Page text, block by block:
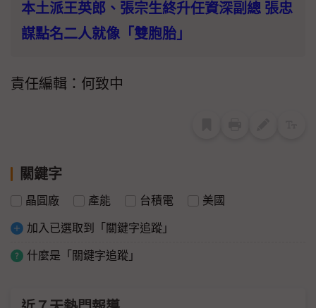
本土派王英郎、張宗生終升任資深副總 張忠
謀點名二人就像「雙胞胎」
責任編輯：何致中
關鍵字
晶圓廠 產能 台積電 美國
加入已選取到「關鍵字追蹤」
什麼是「關鍵字追蹤」